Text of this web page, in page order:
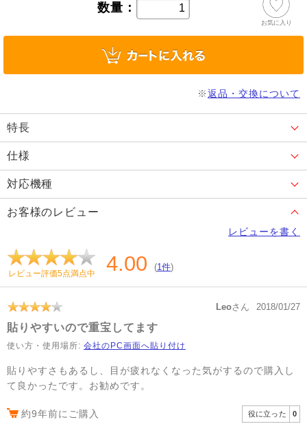
数量：
お気に入り
※返品・交換について
特長
仕様
対応機種
お客様のレビュー
レビューを書く
レビュー評価5点満点中 4.00 (1件)
Leoさん 2018/01/27
貼りやすいので重宝してます
使い方・使用場所: 会社のPC画面へ貼り付け
貼りやすさもあるし、目が疲れなくなった気がするので購入し
て良かったです。お勧めです。
約9年前にご購入 役に立った 0